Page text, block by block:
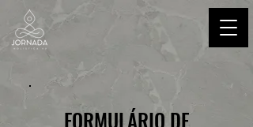
FORMULÁRIO DE